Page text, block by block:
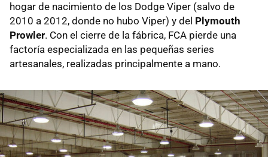
hogar de nacimiento de los Dodge Viper (salvo de
2010 a 2012, donde no hubo Viper) y del Plymouth
Prowler. Con el cierre de la fábrica, FCA pierde una
factoría especializada en las pequeñas series
artesanales, realizadas principalmente a mano.